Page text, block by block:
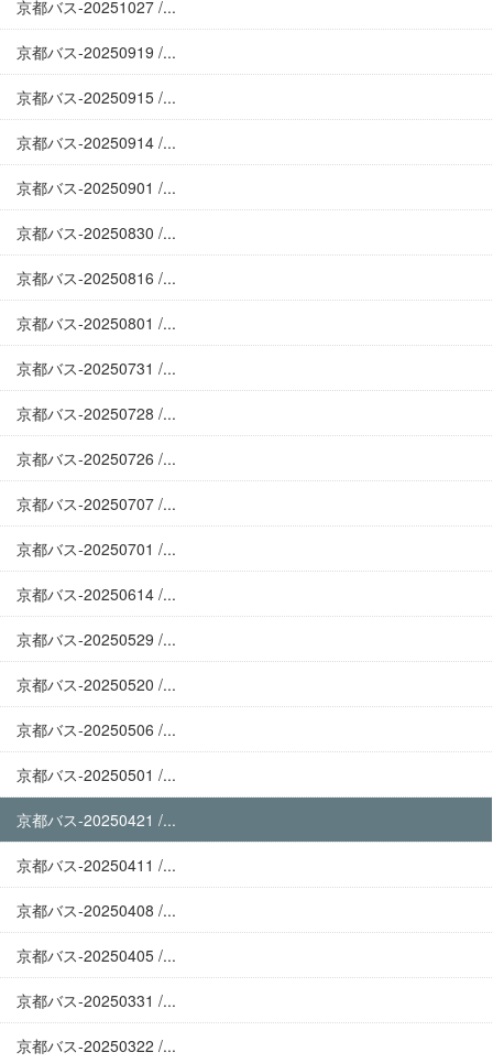
京都バス-20251027 /...
京都バス-20250919 /...
京都バス-20250915 /...
京都バス-20250914 /...
京都バス-20250901 /...
京都バス-20250830 /...
京都バス-20250816 /...
京都バス-20250801 /...
京都バス-20250731 /...
京都バス-20250728 /...
京都バス-20250726 /...
京都バス-20250707 /...
京都バス-20250701 /...
京都バス-20250614 /...
京都バス-20250529 /...
京都バス-20250520 /...
京都バス-20250506 /...
京都バス-20250501 /...
京都バス-20250421 /...
京都バス-20250411 /...
京都バス-20250408 /...
京都バス-20250405 /...
京都バス-20250331 /...
京都バス-20250322 /...